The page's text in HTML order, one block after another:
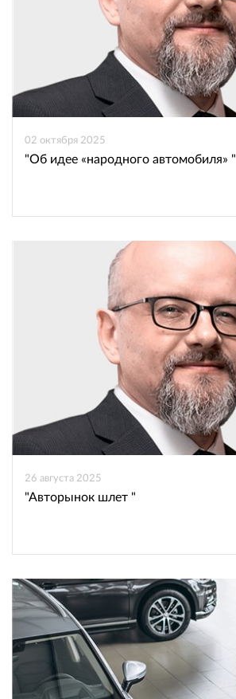
02 октября 2025
"Об идее «народного автомобиля» "
26 августа 2025
"Авторынок шлет "